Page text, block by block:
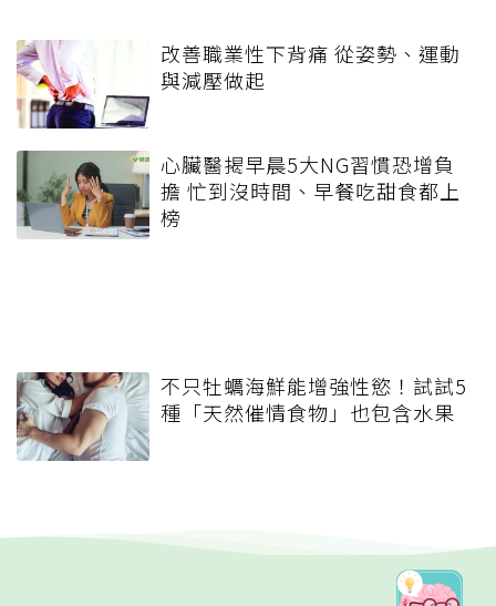
改善職業性下背痛 從姿勢、運動
與減壓做起
心臟醫揭早晨5大NG習慣恐增負
擔 忙到沒時間、早餐吃甜食都上
榜
不只牡蠣海鮮能增強性慾！試試5
種「天然催情食物」也包含水果